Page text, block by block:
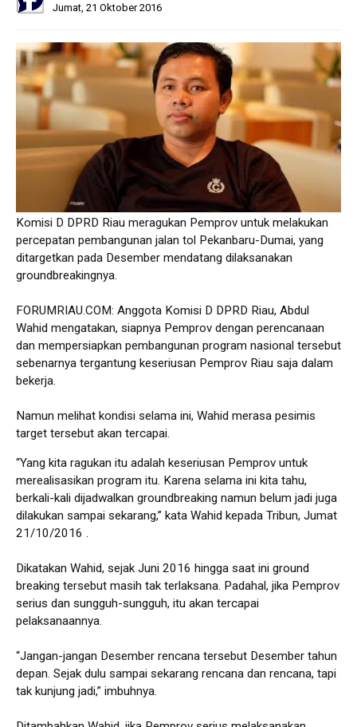
Jumat, 21 Oktober 2016
Komisi D DPRD Riau meragukan Pemprov untuk melakukan
percepatan pembangunan jalan tol Pekanbaru-Dumai, yang
ditargetkan pada Desember mendatang dilaksanakan
groundbreakingnya.
FORUMRIAU.COM: Anggota Komisi D DPRD Riau, Abdul
Wahid mengatakan, siapnya Pemprov dengan perencanaan
dan mempersiapkan pembangunan program nasional tersebut
sebenarnya tergantung keseriusan Pemprov Riau saja dalam
bekerja.
Namun melihat kondisi selama ini, Wahid merasa pesimis
target tersebut akan tercapai.
“Yang kita ragukan itu adalah keseriusan Pemprov untuk
merealisasikan program itu. Karena selama ini kita tahu,
berkali-kali dijadwalkan groundbreaking namun belum jadi juga
dilakukan sampai sekarang,” kata Wahid kepada Tribun, Jumat
21/10/2016 .
Dikatakan Wahid, sejak Juni 2016 hingga saat ini ground
breaking tersebut masih tak terlaksana. Padahal, jika Pemprov
serius dan sungguh-sungguh, itu akan tercapai
pelaksanaannya.
“Jangan-jangan Desember rencana tersebut Desember tahun
depan. Sejak dulu sampai sekarang rencana dan rencana, tapi
tak kunjung jadi,” imbuhnya.